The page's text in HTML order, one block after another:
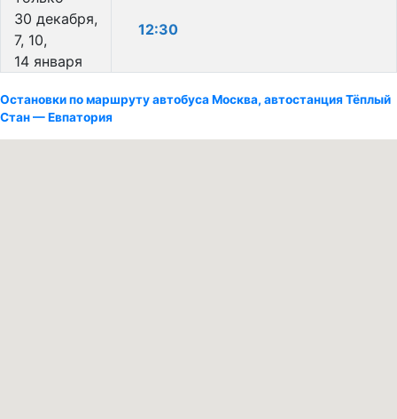
30 декабря,
7, 10,
14 января
12:30
Остановки по маршруту автобуса Москва, автостанция Тёплый
Стан — Евпатория